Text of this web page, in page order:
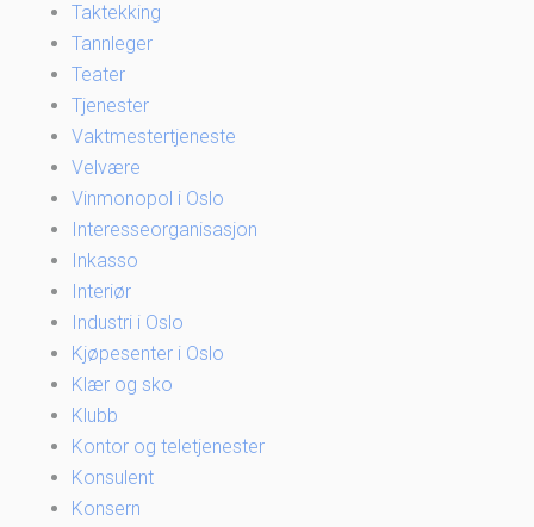
Taktekking
Tannleger
Teater
Tjenester
Vaktmestertjeneste
Velvære
Vinmonopol i Oslo
Interesseorganisasjon
Inkasso
Interiør
Industri i Oslo
Kjøpesenter i Oslo
Klær og sko
Klubb
Kontor og teletjenester
Konsulent
Konsern